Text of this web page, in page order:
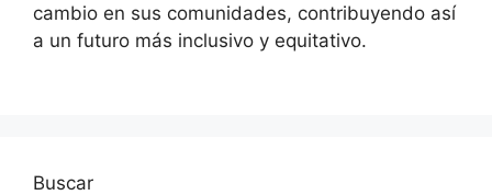
cambio en sus comunidades, contribuyendo así
a un futuro más inclusivo y equitativo.
Buscar